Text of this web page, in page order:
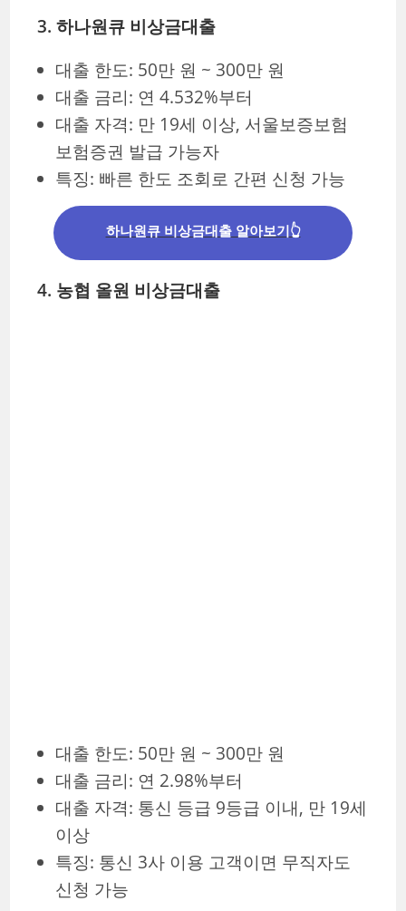
3. 하나원큐 비상금대출
대출 한도: 50만 원 ~ 300만 원
대출 금리: 연 4.532%부터
대출 자격: 만 19세 이상, 서울보증보험
보험증권 발급 가능자
특징: 빠른 한도 조회로 간편 신청 가능
하나원큐 비상금대출 알아보기👆
4. 농협 올원 비상금대출
대출 한도: 50만 원 ~ 300만 원
대출 금리: 연 2.98%부터
대출 자격: 통신 등급 9등급 이내, 만 19세
이상
특징: 통신 3사 이용 고객이면 무직자도
신청 가능